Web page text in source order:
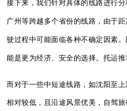
接下来，我们针对具体的线路进行
广州等跨越多个省份的线路，由于
驶过程中可能面临各种不确定因素
能是更为经济、安全的选择。托运推
而对于一些中短途线路，如沈阳至
相对较低，且沿途风景优美，自驾